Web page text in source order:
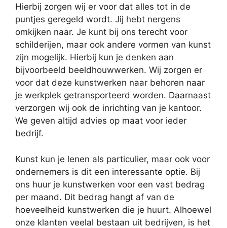
Hierbij zorgen wij er voor dat alles tot in de
puntjes geregeld wordt. Jij hebt nergens
omkijken naar. Je kunt bij ons terecht voor
schilderijen, maar ook andere vormen van kunst
zijn mogelijk. Hierbij kun je denken aan
bijvoorbeeld beeldhouwwerken. Wij zorgen er
voor dat deze kunstwerken naar behoren naar
je werkplek getransporteerd worden. Daarnaast
verzorgen wij ook de inrichting van je kantoor.
We geven altijd advies op maat voor ieder
bedrijf.
Kunst kun je lenen als particulier, maar ook voor
ondernemers is dit een interessante optie. Bij
ons huur je kunstwerken voor een vast bedrag
per maand. Dit bedrag hangt af van de
hoeveelheid kunstwerken die je huurt. Alhoewel
onze klanten veelal bestaan uit bedrijven, is het